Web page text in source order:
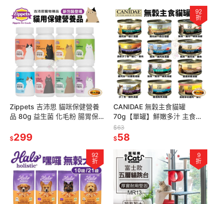
Zippets 吉沛思 貓咪保健營養
品 80g 益生菌 化毛粉 腸胃保
品『林口旗艦店』
$299
92
折
CANIDAE 無穀主食貓罐
70g【單罐】鮮嫩多汁 主食貓
罐 無穀貓罐 貓湯罐 貓罐頭『林
口旗艦店』
$63
$58
92
折
9
折